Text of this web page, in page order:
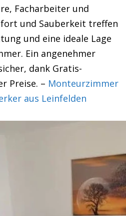
Facharbeiter und
und Sauberkeit treffen
und eine ideale Lage
Ein angenehmer
dank Gratis-
Preise. – Monteurzimmer
aus Leinfelden